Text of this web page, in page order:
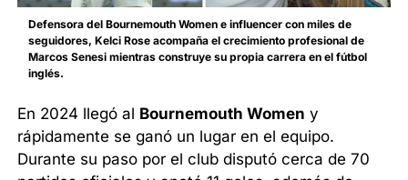
Defensora del Bournemouth Women e influencer con miles de
seguidores, Kelci Rose acompaña el crecimiento profesional de
Marcos Senesi mientras construye su propia carrera en el fútbol
inglés.
En 2024 llegó al Bournemouth Women y
rápidamente se ganó un lugar en el equipo.
Durante su paso por el club disputó cerca de 70